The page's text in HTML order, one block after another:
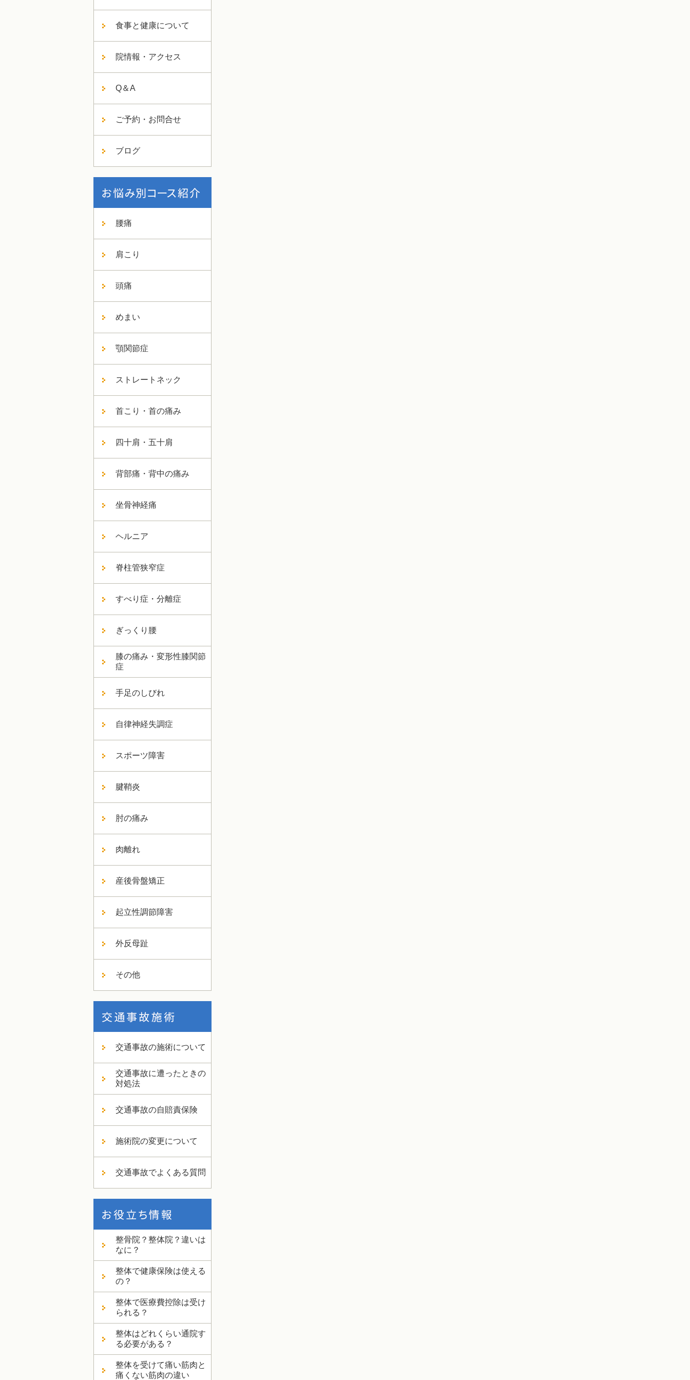
食事と健康について
院情報・アクセス
Q＆A
ご予約・お問合せ
ブログ
腰痛
肩こり
頭痛
めまい
顎関節症
ストレートネック
首こり・首の痛み
四十肩・五十肩
背部痛・背中の痛み
坐骨神経痛
ヘルニア
脊柱管狭窄症
すべり症・分離症
ぎっくり腰
膝の痛み・変形性膝関節
症
手足のしびれ
自律神経失調症
スポーツ障害
腱鞘炎
肘の痛み
肉離れ
産後骨盤矯正
起立性調節障害
外反母趾
その他
交通事故の施術について
交通事故に遭ったときの
対処法
交通事故の自賠責保険
施術院の変更について
交通事故でよくある質問
整骨院？整体院？違いは
なに？
整体で健康保険は使える
の？
整体で医療費控除は受け
られる？
整体はどれくらい通院す
る必要がある？
整体を受けて痛い筋肉と
痛くない筋肉の違い